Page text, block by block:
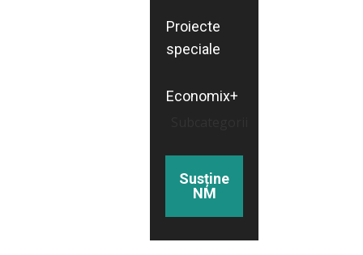
Proiecte
speciale
Economix+
Susține
NM